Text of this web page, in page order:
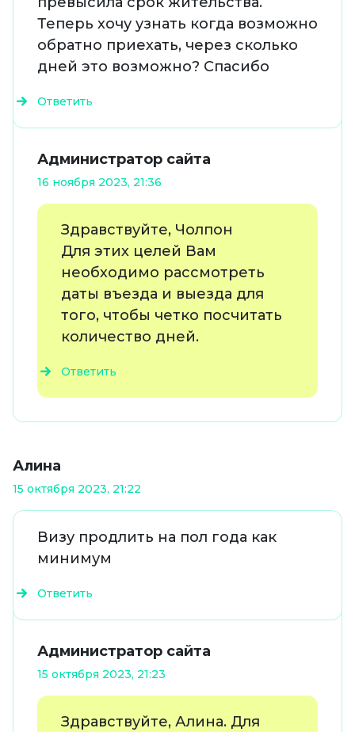
Теперь хочу узнать когда возможно
обратно приехать, через сколько
дней это возможно? Спасибо
Ответить
Администратор сайта
16 ноября 2023, 21:36
Здравствуйте, Чолпон
Для этих целей Вам
необходимо рассмотреть
даты въезда и выезда для
того, чтобы четко посчитать
количество дней.
Ответить
Алина
15 октября 2023, 21:22
Визу продлить на пол года как
минимум
Ответить
Администратор сайта
15 октября 2023, 21:23
Здравствуйте, Алина. Для